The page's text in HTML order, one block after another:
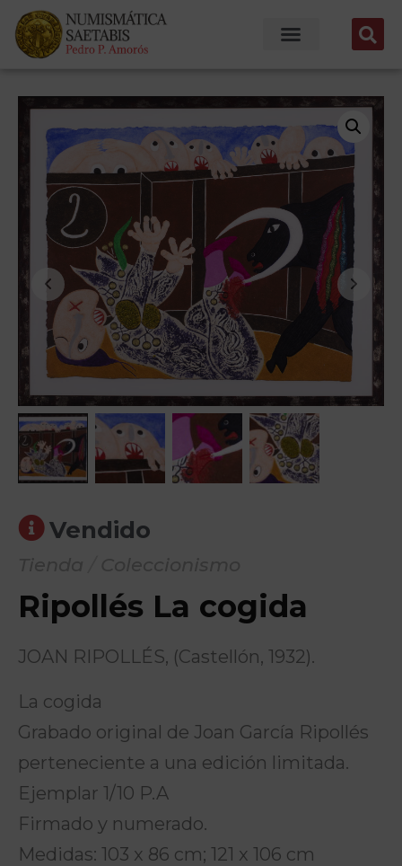
Vendido
Ripollés La cogida
JOAN RIPOLLÉS, (Castellón, 1932).
La cogida
Grabado original de Joan García Ripollés
perteneciente a una edición limitada.
Ejemplar 1/10 P.A
Firmado y numerado.
Medidas: 103 x 86 cm; 121 x 106 cm